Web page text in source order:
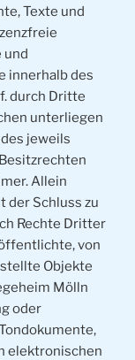
Texte und
und
innerhalb des
durch Dritte
unterliegen
jeweils
Allein
der Schluss zu
Rechte Dritter
von
Objekte
Mölln
oder
elektronischen